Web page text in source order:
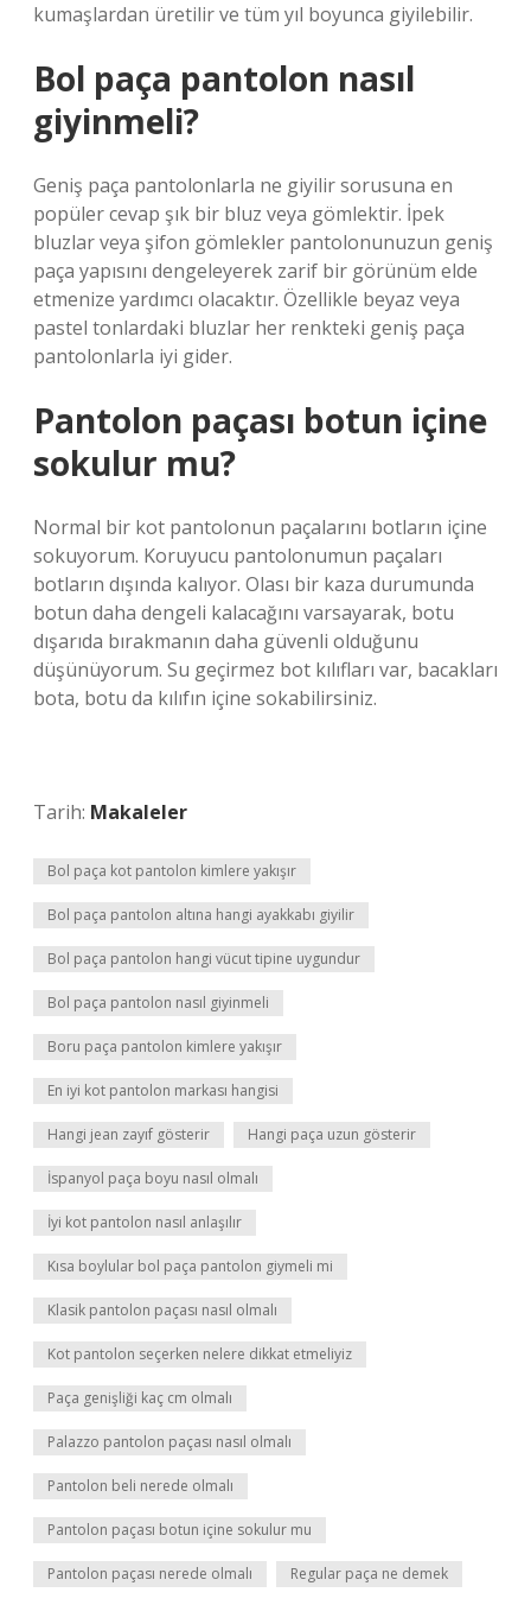
kumaşlardan üretilir ve tüm yıl boyunca giyilebilir.
Bol paça pantolon nasıl
giyinmeli?
Geniş paça pantolonlarla ne giyilir sorusuna en
popüler cevap şık bir bluz veya gömlektir. İpek
bluzlar veya şifon gömlekler pantolonunuzun geniş
paça yapısını dengeleyerek zarif bir görünüm elde
etmenize yardımcı olacaktır. Özellikle beyaz veya
pastel tonlardaki bluzlar her renkteki geniş paça
pantolonlarla iyi gider.
Pantolon paçası botun içine
sokulur mu?
Normal bir kot pantolonun paçalarını botların içine
sokuyorum. Koruyucu pantolonumun paçaları
botların dışında kalıyor. Olası bir kaza durumunda
botun daha dengeli kalacağını varsayarak, botu
dışarıda bırakmanın daha güvenli olduğunu
düşünüyorum. Su geçirmez bot kılıfları var, bacakları
bota, botu da kılıfın içine sokabilirsiniz.
Tarih: Makaleler
Bol paça kot pantolon kimlere yakışır
Bol paça pantolon altına hangi ayakkabı giyilir
Bol paça pantolon hangi vücut tipine uygundur
Bol paça pantolon nasıl giyinmeli
Boru paça pantolon kimlere yakışır
En iyi kot pantolon markası hangisi
Hangi jean zayıf gösterir Hangi paça uzun gösterir
İspanyol paça boyu nasıl olmalı
İyi kot pantolon nasıl anlaşılır
Kısa boylular bol paça pantolon giymeli mi
Klasik pantolon paçası nasıl olmalı
Kot pantolon seçerken nelere dikkat etmeliyiz
Paça genişliği kaç cm olmalı
Palazzo pantolon paçası nasıl olmalı
Pantolon beli nerede olmalı
Pantolon paçası botun içine sokulur mu
Pantolon paçası nerede olmalı Regular paça ne demek